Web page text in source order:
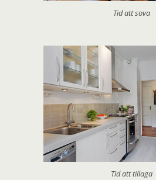
Tid att sova
Tid att tillaga